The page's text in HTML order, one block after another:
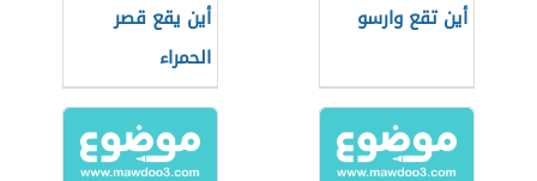
أين تقع وارسو
أين يقع قصر
الحمراء